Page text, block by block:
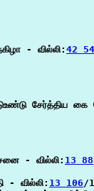
- வில்லி:42 54
சேர்த்திய கை
- வில்லி: 13 88
- வில்லி:
13 106/